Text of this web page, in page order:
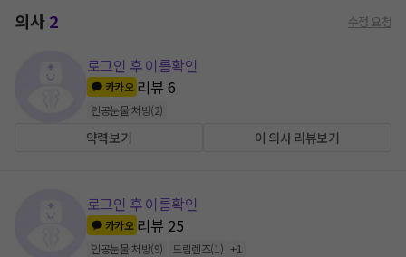
의사2 수정 요청
로그인 후 이름확인
카카오 리뷰6
인공눈물 처방(2)
약력보기 이 의사 리뷰보기
로그인 후 이름확인
카카오 리뷰 25
인공눈물 처방(9) 드림렌즈(1 ) +1